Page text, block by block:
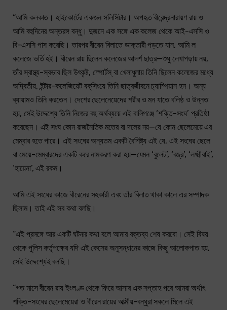
“আমি কলকাত। হাইকোর্টের একজন সলিসিটার। অপহৃত বীরেন্দ্রনারায়ণ রায় ও
আমি বহুদিনের অন্তরঙ্গ বন্ধু। দুজনে এক সঙ্গে এক কলেজ থেকে আই-এসসি ও
বি-এসসি পাস করেছি। তারপর বীরেন বিলাতে ডাক্তারী পড়তে যান, আমি ল
কলেজে ভর্তি হই। বীরেন রায় ছিলেন কলেজের আদর্শ ছাত্র—শুধু লেখাপড়ায় নয়,
তাঁর স্বাস্থ্য-স্বভাব ছিল উৎকৃষ্ট, স্পোর্টস্ বা খেলাধুলায় তিনি ছিলেন কলেজের মধ্যে
অদ্বিতীয়, ইন্টার-কলেজিয়েট বক্‌সিংয়ে তিনি ছাত্রজীবনে চ্যাম্পিয়ান হন। অন্য
ব্যায়ামও তিনি করতেন। দেশের ছেলেনেয়েদের শরীর ও মন যাতে বলিষ্ঠ ও উন্নত
হয়, সেই উদ্দেশ্যে তিনি নিজের বহু অর্থব্যয়ে এই বালিগঞ্জে ‘শক্তি-সংঘ’ প্রতিষ্ঠা
করেছেন। এই সংঘ কোন রাজনৈতিক মতের বা দলের নয়—যে কোন ছেলেমেয়ে এর
মেম্বার হতে পারে। এই সংঘের অন্যতম একটি বৈশিষ্ট্য এই যে, এই সংঘের ছেলে
বা মেয়ে-মেম্বারদের একটি করে নামকরণ করা হয়—যেমন ‘বুলেট’, ‘বজ্র’, ‘লক্ষ্মীবাই’,
‘হায়েনা’, এই রকম।
আমি এই সংঘের কাজে বীরেনের সহকারী এবং তাঁর বিলাত থাকা কালে এর সম্পাদক
ছিলাম। তাই এই সব কথা বলছি।
“এই প্রসঙ্গে আর একটি ঘটনার কথা বলে আমার বক্তব্য শেষ করবো। সেই বিষয়
থেকে পুলিস কর্তৃপক্ষের যদি এই কেসের অনুসন্ধানের কাজে কিছু আলোকপাত হয়,
সেই উদ্দেশ্যেই বলছি।
“গত মাসে বীরেন রায় ইংলণ্ড থেকে ফিরে আসার এক সপ্তাহ পরে আমরা অর্থাৎ
শক্তি-সংঘের ছেলেমেয়েরা ও বীরেন রায়ের আত্মীয়-বন্ধুরা সকলে মিলে এই